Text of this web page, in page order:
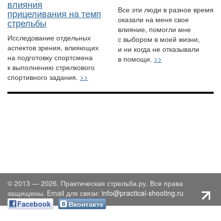
влияния
прицеливания на темп
стрельбы
Исследование отдельных
аспектов зрения, влияющих
на подготовку спортсмена
к выполнению стрелкового
спортивного задания. >>
Все эти люди в разное время
оказали на меня свое
влияние, помогли мне
с выбором в моей жизни,
и ни когда не отказывали
в помощи. >>
© 2013 — 2026. Практическая стрельба.ру. Все права
защищены. Email для связи: info@practical-shooting.ru
Facebook
Вконтакте